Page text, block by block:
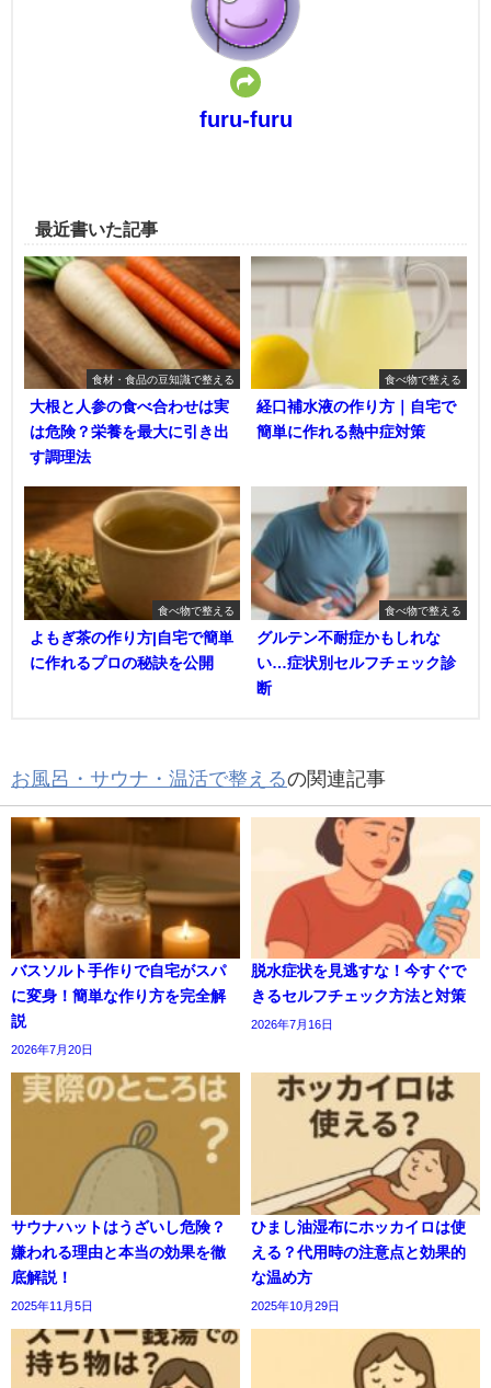
furu-furu
最近書いた記事
食材・食品の豆知識で整える
大根と人参の食べ合わせは実
は危険？栄養を最大に引き出
す調理法
食べ物で整える
経口補水液の作り方｜自宅で
簡単に作れる熱中症対策
食べ物で整える
よもぎ茶の作り方|自宅で簡単
に作れるプロの秘訣を公開
食べ物で整える
グルテン不耐症かもしれな
い…症状別セルフチェック診
断
お風呂・サウナ・温活で整えるの関連記事
バスソルト手作りで自宅がスパ
に変身！簡単な作り方を完全解
説
2026年7月20日
脱水症状を見逃すな！今すぐで
きるセルフチェック方法と対策
2026年7月16日
サウナハットはうざいし危険？
嫌われる理由と本当の効果を徹
底解説！
2025年11月5日
ひまし油湿布にホッカイロは使
える？代用時の注意点と効果的
な温め方
2025年10月29日